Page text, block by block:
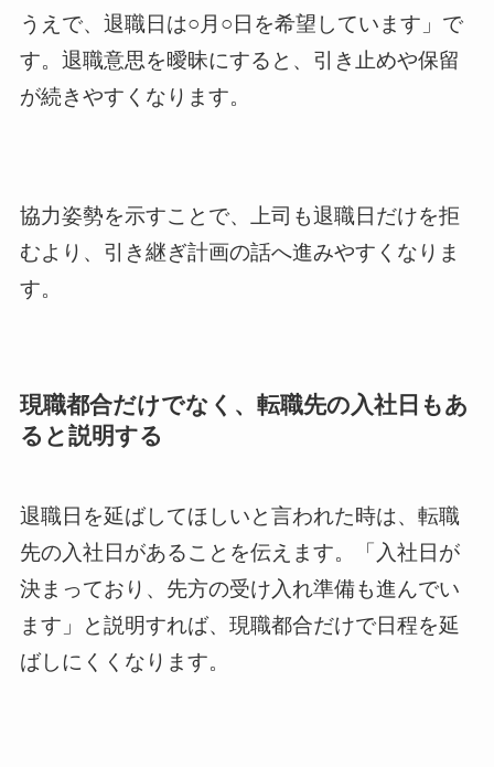
うえで、退職日は○月○日を希望しています」で
す。退職意思を曖昧にすると、引き止めや保留
が続きやすくなります。
協力姿勢を示すことで、上司も退職日だけを拒
むより、引き継ぎ計画の話へ進みやすくなりま
す。
現職都合だけでなく、転職先の入社日もあ
ると説明する
退職日を延ばしてほしいと言われた時は、転職
先の入社日があることを伝えます。「入社日が
決まっており、先方の受け入れ準備も進んでい
ます」と説明すれば、現職都合だけで日程を延
ばしにくくなります。